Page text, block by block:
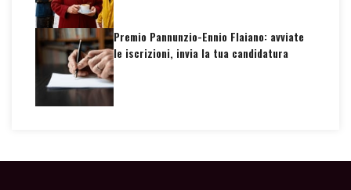
Premio Pannunzio-Ennio Flaiano: avviate
le iscrizioni, invia la tua candidatura